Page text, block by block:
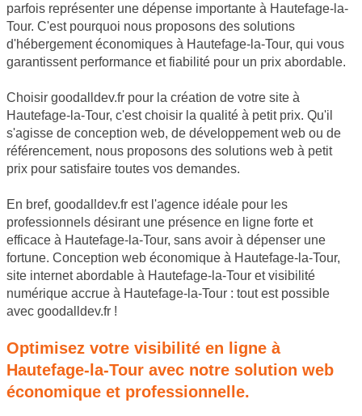
parfois représenter une dépense importante à Hautefage-la-
Tour. C'est pourquoi nous proposons des solutions
d'hébergement économiques à Hautefage-la-Tour, qui vous
garantissent performance et fiabilité pour un prix abordable.
Choisir goodalldev.fr pour la création de votre site à
Hautefage-la-Tour, c'est choisir la qualité à petit prix. Qu'il
s'agisse de conception web, de développement web ou de
référencement, nous proposons des solutions web à petit
prix pour satisfaire toutes vos demandes.
En bref, goodalldev.fr est l'agence idéale pour les
professionnels désirant une présence en ligne forte et
efficace à Hautefage-la-Tour, sans avoir à dépenser une
fortune. Conception web économique à Hautefage-la-Tour,
site internet abordable à Hautefage-la-Tour et visibilité
numérique accrue à Hautefage-la-Tour : tout est possible
avec goodalldev.fr !
Optimisez votre visibilité en ligne à
Hautefage-la-Tour avec notre solution web
économique et professionnelle.